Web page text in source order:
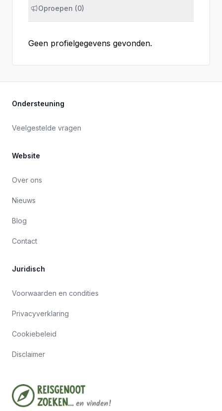
Oproepen (0)
Geen profielgegevens gevonden.
Ondersteuning
Veelgestelde vragen
Website
Over ons
Nieuws
Blog
Contact
Juridisch
Voorwaarden en condities
Privacyverklaring
Cookiebeleid
Disclaimer